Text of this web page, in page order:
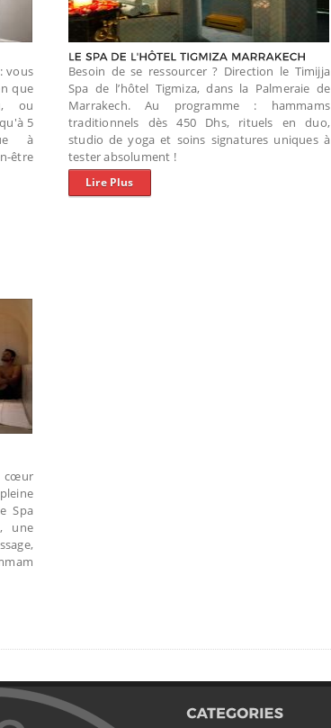
vous
que
ou
5
à
être
Besoin de se ressourcer ? Direction le Timijja
Spa de l’hôtel Tigmiza, dans la Palmeraie de
Marrakech. Au programme : hammams
traditionnels dès 450 Dhs, rituels en duo,
studio de yoga et soins signatures uniques à
tester absolument !
Lire Plus
cœur
Spa
une